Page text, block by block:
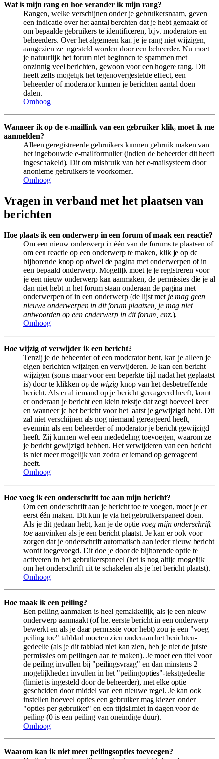
Wat is mijn rang en hoe verander ik mijn rang?
Rangen, welke verschijnen onder je gebruikersnaam, geven
een indicatie over het aantal berchten dat je hebt gemaakt of
om bepaalde gebruikers te identificeren, bijv. moderators en
beheerders. Over het algemeen kan je je rang niet wijzigen,
aangezien ze ingesteld worden door een beheerder. Nu moet
je natuurlijk het forum niet beginnen te spammen met
onzinnig veel berichten, gewoon voor een hogere rang. Dit
heeft zelfs mogelijk het tegenovergestelde effect, een
beheerder of moderator kunnen je berichten aantal doen
dalen.
Omhoog
Wanneer ik op de e-maillink van een gebruiker klik, moet ik me
aanmelden?
Alleen geregistreerde gebruikers kunnen gebruik maken van
het ingebouwde e-mailformulier (indien de beheerder dit heeft
ingeschakeld). Dit om misbruik van het e-mailsysteem door
anonieme gebruikers te voorkomen.
Omhoog
Vragen in verband met het plaatsen van
berichten
Hoe plaats ik een onderwerp in een forum of maak een reactie?
Om een nieuw onderwerp in één van de forums te plaatsen of
om een reactie op een onderwerp te maken, klik je op de
bijhorende knop op ofwel de pagina met onderwerpen of in
een bepaald onderwerp. Mogelijk moet je je registreren voor
je een nieuw onderwerp kan aanmaken, de permissies die je al
dan niet hebt in het forum staan onderaan de pagina met
onderwerpen of in een onderwerp (de lijst met je mag geen
nieuwe onderwerpen in dit forum plaatsen, je mag niet
antwoorden op een onderwerp in dit forum, enz.).
Omhoog
Hoe wijzig of verwijder ik een bericht?
Tenzij je de beheerder of een moderator bent, kan je alleen je
eigen berichten wijzigen en verwijderen. Je kan een bericht
wijzigen (soms maar voor een beperkte tijd nadat het geplaatst
is) door te klikken op de wijzig knop van het desbetreffende
bericht. Als er al iemand op je bericht gereageerd heeft, komt
er onderaan je bericht een klein tekstje dat zegt hoeveel keer
en wanneer je het bericht voor het laatst je gewijzigd hebt. Dit
zal niet verschijnen als nog niemand gereageerd heeft,
evenmin als een beheerder of moderator je bericht gewijzigd
heeft. Zij kunnen wel een mededeling toevoegen, waarom ze
je bericht gewijzigd hebben. Het verwijderen van een bericht
is niet meer mogelijk van zodra er iemand op gereageerd
heeft.
Omhoog
Hoe voeg ik een onderschrift toe aan mijn bericht?
Om een onderschrift aan je bericht toe te voegen, moet je er
eerst één maken. Dit kun je via het gebruikerspaneel doen.
Als je dit gedaan hebt, kan je de optie voeg mijn onderschrift
toe aanvinken als je een bericht plaatst. Je kan er ook voor
zorgen dat je onderschrift automatisch aan ieder nieuw bericht
wordt toegevoegd. Dit doe je door de bijhorende optie te
activeren in het gebruikerspaneel (het is nog altijd mogelijk
om het onderschrift uit te schakelen als je het bericht plaatst).
Omhoog
Hoe maak ik een peiling?
Een peiling aanmaken is heel gemakkelijk, als je een nieuw
onderwerp aanmaakt (of het eerste bericht in een onderwerp
bewerkt en als je daar permissie voor hebt) zou je een "voeg
peiling toe" tabblad moeten zien onderaan het berichten-
gedeelte (als je dit tabblad niet kan zien, heb je niet de juiste
permissies om peilingen aan te maken). Je moet een titel voor
de peiling invullen bij "peilingsvraag" en dan minstens 2
mogelijkheden invullen in het "peilingopties"-tekstgedeelte
(limiet is ingesteld door de beheerder), met elke optie
gescheiden door middel van een nieuwe regel. Je kan ook
instellen hoeveel opties een gebruiker mag kiezen onder
"opties per gebruiker" en een tijdslimiet in dagen voor de
peiling (0 is een peiling van oneindige duur).
Omhoog
Waarom kan ik niet meer peilingsopties toevoegen?